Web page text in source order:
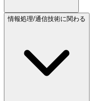
情報処理/通信技術に関わる